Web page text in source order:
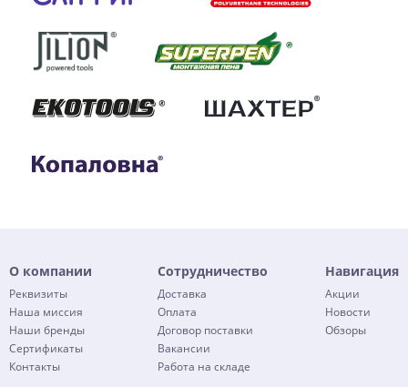
О компании
Реквизиты
Наша миссия
Наши бренды
Сертификаты
Контакты
Сотрудничество
Доставка
Оплата
Договор поставки
Вакансии
Работа на складе
Навигация
Акции
Новости
Обзоры